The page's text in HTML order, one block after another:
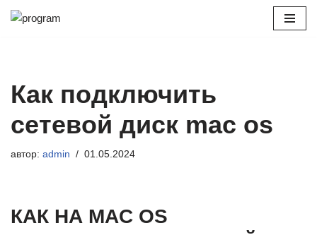
Как подключить
сетевой диск mac os
автор: admin 01.05.2024
КАК НА MAC OS